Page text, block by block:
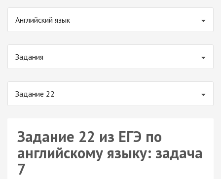
Английский язык
Задания
Задание 22
Задание 22 из ЕГЭ по
английскому языку: задача
7